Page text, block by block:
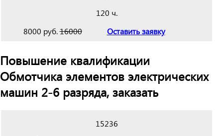
120 ч.
8000 руб.16000 Оставить заявку
Повышение квалификации
Обмотчика элементов электрических
машин 2-6 разряда, заказать
15236